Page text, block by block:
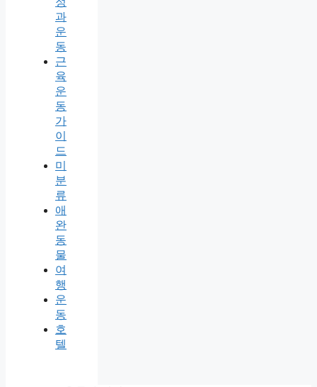
과
운
동
근
육
운
동
가
이
드
미
분
류
애
완
동
물
여
행
운
동
호
텔